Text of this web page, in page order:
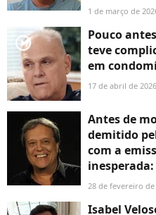
1 de março de
player2
Pouco
teve
em
17 de abril de 2026
Antes de
demitido
com a
28 de fevereiro de
Isabel